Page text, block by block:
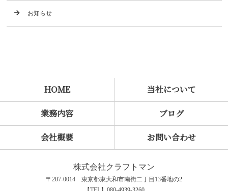
お知らせ
HOME 当社について
業務内容 ブログ
会社概要 お問い合わせ
株式会社クラフトマン
〒207-0014 東京都東大和市南街二丁目13番地の2